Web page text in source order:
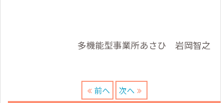
多機能型事業所あさひ 岩岡智之
前へ 次へ